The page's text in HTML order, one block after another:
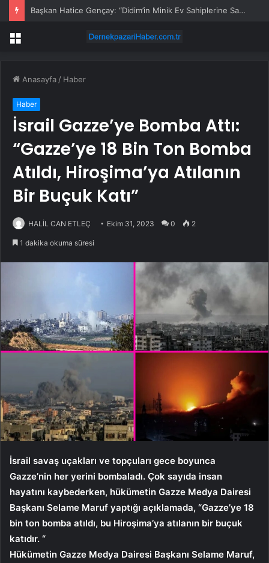
Başkan Hatice Gençay: “Didim’in Minik Ev Sahiplerine Sahip Çıkmaya Devam Edeceğiz”
Menü
Anasayfa / Haber
Haber
İsrail Gazze’ye Bomba Attı:
“Gazze’ye 18 Bin Ton Bomba
Atıldı, Hiroşima’ya Atılanın
Bir Buçuk Katı”
HALİL CAN ETLEÇ Ekim 31, 2023 0 2
1 dakika okuma süresi
İsrail savaş uçakları ve topçuları gece boyunca
Gazze’nin her yerini bombaladı. Çok sayıda insan
hayatını kaybederken, hükümetin Gazze Medya Dairesi
Başkanı Selame Maruf yaptığı açıklamada, “Gazze’ye 18
bin ton bomba atıldı, bu Hiroşima’ya atılanın bir buçuk
katıdır. “
Hükümetin Gazze Medya Dairesi Başkanı Selame Maruf,